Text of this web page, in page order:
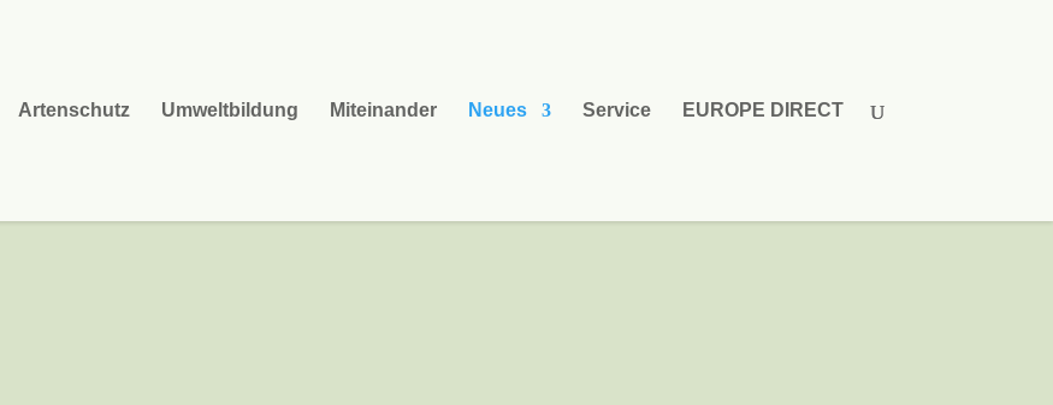
Artenschutz Umweltbildung Miteinander Neues Service EUROPE DIRECT